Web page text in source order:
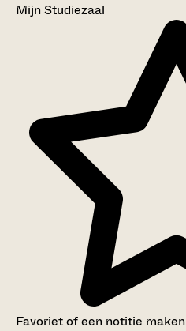
Mijn Studiezaal
Favoriet of een notitie maken